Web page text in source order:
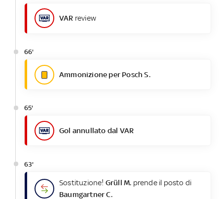
VAR review
66'
Ammonizione per Posch S.
65'
Gol annullato dal VAR
63'
Sostituzione! Grüll M. prende il posto di
Baumgartner C.